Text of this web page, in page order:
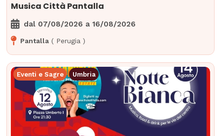
Musica Città Pantalla
dal 07/08/2026 a 16/08/2026
Pantalla ( Perugia )
Eventi e Sagre Umbria